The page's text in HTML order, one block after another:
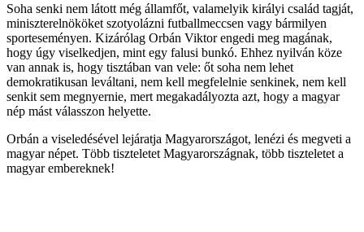
Soha senki nem látott még államfőt, valamelyik királyi család tagját,
miniszterelnököket szotyolázni futballmeccsen vagy bármilyen
sporteseményen. Kizárólag Orbán Viktor engedi meg magának,
hogy úgy viselkedjen, mint egy falusi bunkó. Ehhez nyilván köze
van annak is, hogy tisztában van vele: őt soha nem lehet
demokratikusan leváltani, nem kell megfelelnie senkinek, nem kell
senkit sem megnyernie, mert megakadályozta azt, hogy a magyar
nép mást válasszon helyette.
Orbán a viseledésével lejáratja Magyarországot, lenézi és megveti a
magyar népet. Több tiszteletet Magyarországnak, több tiszteletet a
magyar embereknek!